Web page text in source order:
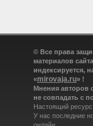
© Все права
материалов
индексируется,
«mirovaja.ru» !
Мнения авторов
не совпадать с
Настоящий
У нас последние